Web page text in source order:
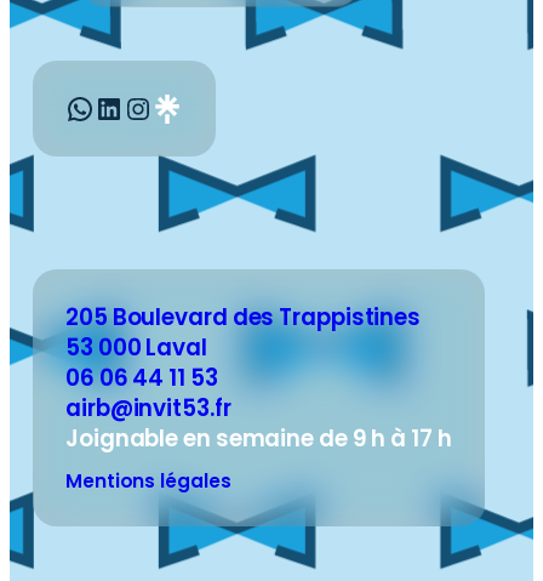
WhatsApp LinkedIn InstagramGravatar
205 Boulevard des Trappistines
53 000 Laval
06 06 44 11 53
airb@invit53.fr
Joignable en semaine de 9 h à 17 h
Mentions légales